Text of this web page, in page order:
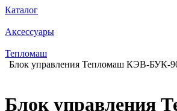
Каталог
Аксессуары
Тепломаш
Блок управления Тепломаш КЭВ-БУК-
Блок управления